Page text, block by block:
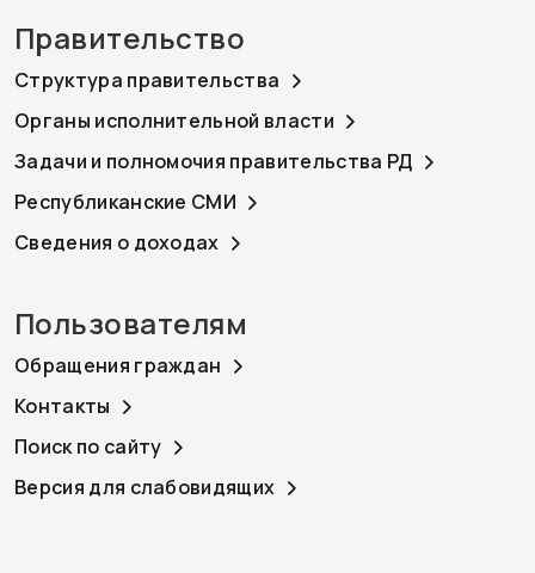
Правительство
Структура правительства
Органы исполнительной власти
Задачи и полномочия правительства РД
Республиканские СМИ
Сведения о доходах
Пользователям
Обращения граждан
Контакты
Поиск по сайту
Версия для слабовидящих